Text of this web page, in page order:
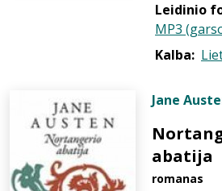
Leidinio
MP3
Kalba:
Jane
abatija
romanas